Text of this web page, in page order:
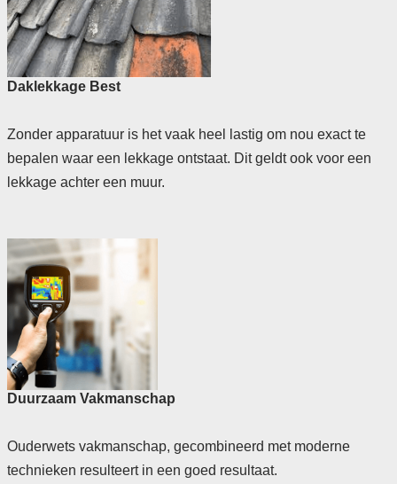
Daklekkage Best
Zonder apparatuur is het vaak heel lastig om nou exact te
bepalen waar een lekkage ontstaat. Dit geldt ook voor een
lekkage achter een muur.
Duurzaam Vakmanschap
Ouderwets vakmanschap, gecombineerd met moderne
technieken resulteert in een goed resultaat.